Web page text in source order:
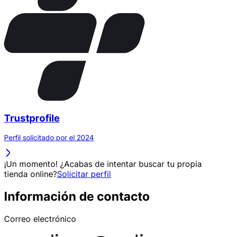
Trustprofile
Perfil solicitado por el 2024
¡Un momento! ¿Acabas de intentar buscar tu propia
tienda online?Solicitar perfil
Información de contacto
Correo electrónico